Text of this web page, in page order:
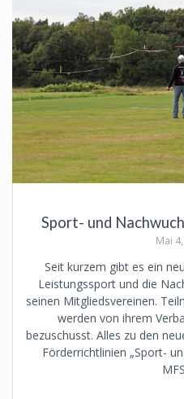
Sport- und
Mai
Seit kurzem gibt es ein
Leistungssport und die
seinen Mitgliedsvereinen.
werden von ihrem
bezuschusst. Alles zu den
Förderrichtlinien „Sport-